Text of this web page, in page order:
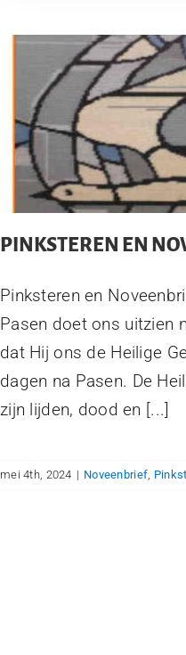
PINKSTEREN EN
Pinksteren en
Pasen doet ons uitzien
dat Hij ons de Heilige
dagen na Pasen. De
zijn lijden, dood en [...]
mei 4th, 2024 | Noveenbrief,